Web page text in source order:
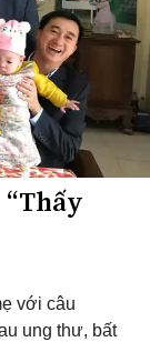
với câu
ung thư, bất